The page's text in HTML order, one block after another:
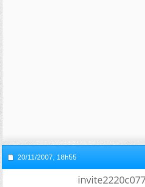
20/11/2007, 18h55